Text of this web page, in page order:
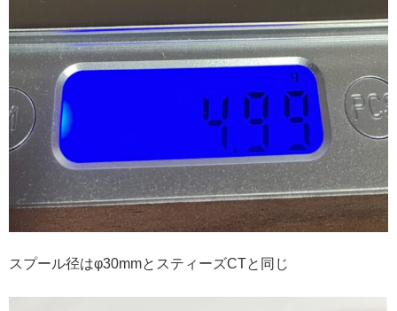
スプール径はφ30mmとスティーズCTと同じ